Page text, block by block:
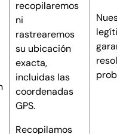
recopilaremos
ni
rastrearemos
su ubicación
exacta,
incluidas las
coordenadas
GPS.
Recopilamos